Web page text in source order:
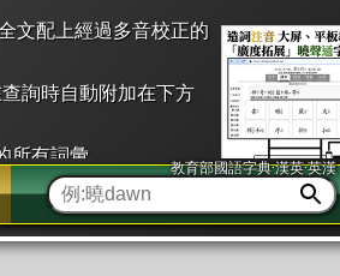
文配上經過多音校正的
詢時自動附加在下方
有詞彙。
。也支援查詢「同注音」或「同筆畫
便可瞬間「連續查詢」此字詞的解釋
教育部國語字典·漢英·英漢